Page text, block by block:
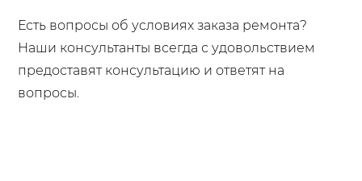
Есть вопросы об условиях заказа ремонта?
Наши консультанты всегда с удовольствием
предоставят консультацию и ответят на
вопросы.